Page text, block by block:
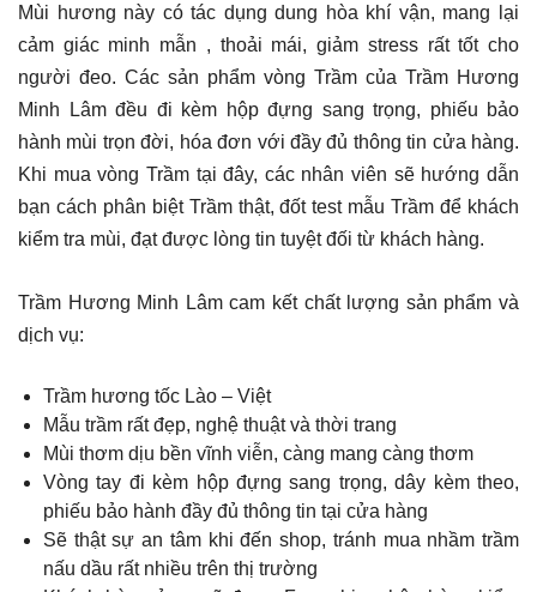
Mùi hương này có tác dụng dung hòa khí vận, mang lại
cảm giác minh mẫn , thoải mái, giảm stress rất tốt cho
người đeo. Các sản phẩm vòng Trầm của Trầm Hương
Minh Lâm đều đi kèm hộp đựng sang trọng, phiếu bảo
hành mùi trọn đời, hóa đơn với đầy đủ thông tin cửa hàng.
Khi mua vòng Trầm tại đây, các nhân viên sẽ hướng dẫn
bạn cách phân biệt Trầm thật, đốt test mẫu Trầm để khách
kiểm tra mùi, đạt được lòng tin tuyệt đối từ khách hàng.
Trầm Hương Minh Lâm cam kết chất lượng sản phẩm và
dịch vụ:
Trầm hương tốc Lào – Việt
Mẫu trầm rất đẹp, nghệ thuật và thời trang
Mùi thơm dịu bền vĩnh viễn, càng mang càng thơm
Vòng tay đi kèm hộp đựng sang trọng, dây kèm theo,
phiếu bảo hành đầy đủ thông tin tại cửa hàng
Sẽ thật sự an tâm khi đến shop, tránh mua nhầm trầm
nấu dầu rất nhiều trên thị trường